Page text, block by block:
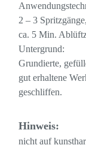
2 – 3
ca. 5 Min.
Untergrund:
Grundierte,
gut erhaltene
geschliffen.
Hinweis:
nicht auf